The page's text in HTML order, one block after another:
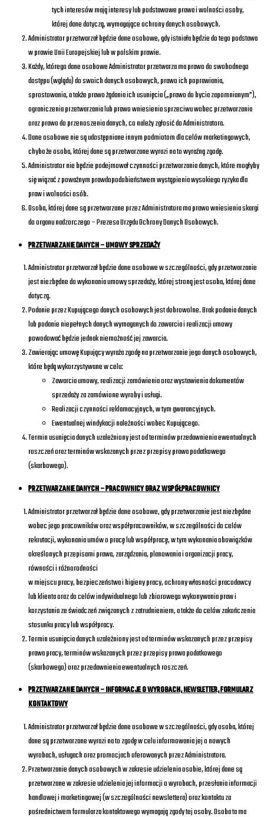
tych interesów mają interesy lub podstawowe prawa i wolności osoby,
której dane dotyczą, wymagające ochrony danych osobowych.
Administrator przetwarzał będzie dane osobowe, gdy istniała będzie do tego podstawa
w prawie Unii Europejskiej lub w polskim prawie.
Każdy, którego dane osobowe Administrator przetwarza ma prawo do swobodnego
dostępu (wglądu) do swoich danych osobowych, prawo ich poprawiania,
sprostowania, a także prawo żądania ich usunięcia („prawo do bycia zapomnianym”),
ograniczenia przetwarzania lub prawo wniesienia sprzeciwu wobec przetwarzania
oraz prawo do przenoszenia danych, co należy zgłosić do Administratora.
Dane osobowe nie są udostępniane innym podmiotom dla celów marketingowych,
chyba że osoba, której dane są przetwarzane wyrazi na to wyraźną zgodę.
Administrator nie będzie podejmował czynności przetwarzania danych, które mogłyby
się wiązać z poważnym prawdopodobieństwem wystąpienia wysokiego ryzyka dla
praw i wolności osób.
Osoba, której dane są przetwarzane przez Administratora ma prawo wniesienia skargi
do organu nadzorczego – Prezesa Urzędu Ochrony Danych Osobowych.
PRZETWARZANIE DANYCH – UMOWY SPRZEDAŻY
Administrator przetwarzał będzie dane osobowe w szczególności, gdy przetwarzanie
jest niezbędne do wykonania umowy sprzedaży, której stroną jest osoba, której dane
dotyczą.
Podanie przez Kupującego danych osobowych jest dobrowolne. Brak podania danych
lub podanie niepełnych danych wymaganych do zawarcia i realizacji umowy
powodować będzie jednak niemożność jej zawarcia.
Zawierając umowę Kupujący wyraża zgodę na przetwarzanie jego danych osobowych,
które będą wykorzystywane w celu:
Zawarcia umowy, realizacji zamówienia oraz wystawienia dokumentów
sprzedaży za zamówione wyroby i usługi.
Realizacji czynności reklamacyjnych, w tym gwarancyjnych.
Ewentualnej windykacji należności wobec Kupującego.
Termin usunięcia danych uzależniony jest od terminów przedawnienia ewentualnych
roszczeń oraz terminów wskazanych przez przepisy prawa podatkowego
(skarbowego).
PRZETWARZANIE DANYCH – PRACOWNICY ORAZ WSPÓŁPRACOWNICY
Administrator przetwarzał będzie dane osobowe, gdy przetwarzanie jest niezbędne
wobec jego pracowników oraz współpracowników, w szczególności do celów
rekrutacji, wykonania umów o pracę lub współpracę, w tym wykonania obowiązków
określonych przepisami prawa, zarządzania, planowania i organizacji pracy,
równości i różnorodności
w miejscu pracy, bezpieczeństwa i higieny pracy, ochrony własności pracodawcy
lub klienta oraz do celów indywidualnego lub zbiorowego wykonywania praw i
korzystania ze świadczeń związanych z zatrudnieniem, a także do celów zakończenia
stosunku pracy lub współpracy.
Termin usunięcia danych uzależniony jest od terminów wskazanych przez przepisy
prawa pracy, terminów wskazanych przez przepisy prawa podatkowego
(skarbowego) oraz przedawnienia ewentualnych roszczeń.
PRZETWARZANIE DANYCH – INFORMACJE O WYROBACH, NEWSLETTER, FORMULARZ
KONTAKTOWY
Administrator przetwarzał będzie dane osobowe w szczególności, gdy osoba, której
dane są przetwarzane wyrazi na to zgodę w celu informowania jej o nowych
wyrobach, usługach oraz promocjach oferowanych przez Administratora.
Przetwarzanie danych osobowych w zakresie udzielenia osobie, której dane są
przetwarzane w zakresie udzielenia jej informacji o wyrobach, przesłania informacji
handlowej i marketingowej (w szczególności newslettera) oraz kontaktu za
pośrednictwem formularza kontaktowego wymagają zgody tej osoby. Osoba ta ma